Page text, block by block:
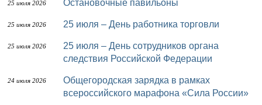
25 июля 2026 Остановочные павильоны
25 июля 2026 25 июля – День работника торговли
25 июля 2026
25 июля – День сотрудников органа
следствия Российской Федерации
24 июля 2026
Общегородская зарядка в рамках
всероссийского марафона «Сила России»